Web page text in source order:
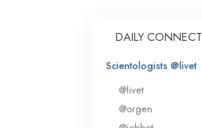
DAILY CONNECT
Scientologists @livet
@livet
@orgen